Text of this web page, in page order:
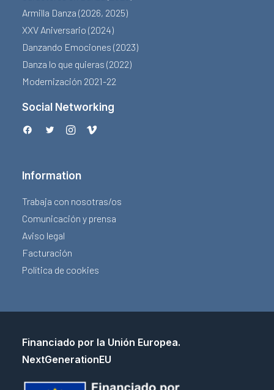
Armilla Danza (2026, 2025)
XXV Aniversario (2024)
Danzando Emociones (2023)
Danza lo que quieras (2022)
Modernización 2021-22
Social Networking
Information
Trabaja con nosotras/os
Comunicación y prensa
Aviso legal
Facturación
Política de cookies
Financiado por la Unión Europea.
NextGenerationEU